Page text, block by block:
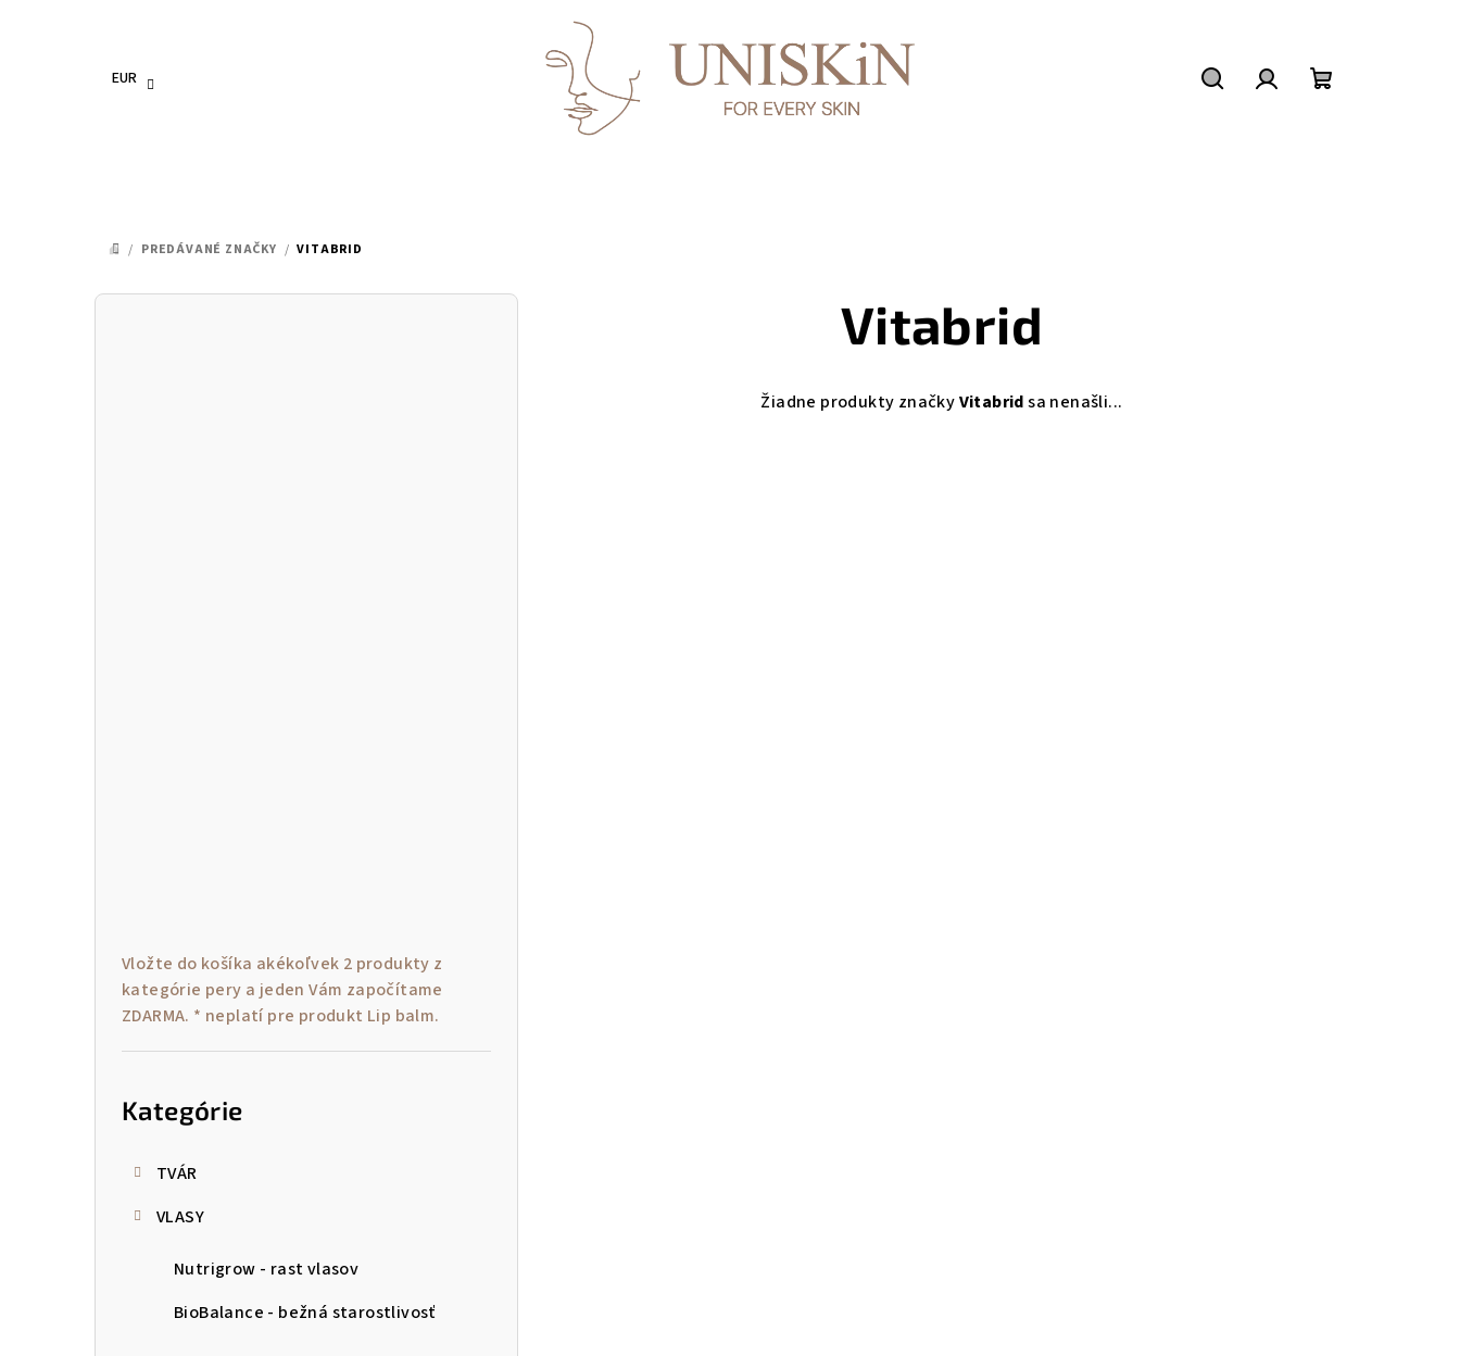
EUR
DOMOV
/ PREDÁVANÉ ZNAČKY / VITABRID
B
Vložte do košíka akékoľvek 2 produkty z
kategórie pery a jeden Vám započítame
ZDARMA. * neplatí pre produkt Lip balm.
Kategórie
TVÁR
VLASY
Nutrigrow - rast vlasov
BioBalance - bežná starostlivosť
Vitabrid
Žiadne produkty značkyVitabridsa nenašli...